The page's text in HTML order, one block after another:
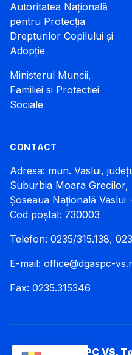
Autoritatea Națională
pentru Protecția
Drepturilor Copilului și
Adopție
Ministerul Muncii,
Familiei si Protectiei
Sociale
CONTACT
Adresa: mun. Vaslui,
Suburbia Moara Grecilor,
Șoseaua Națională Vaslui
Cod poștal: 730003
Telefon: 0235/315.138,
E-mail: office@dgaspc-
Fax: 0235.315346
© 2026 DGASPC VS.